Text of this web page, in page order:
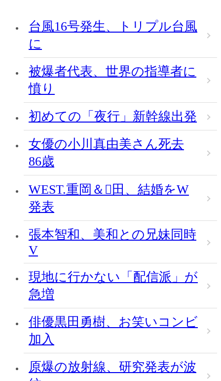
台風16号発生、トリプル台風
に
被爆者代表、世界の指導者に
憤り
初めての「夜行」新幹線出発
女優の小川真由美さん死去
86歳
WEST.重岡＆田、結婚をW
発表
張本智和、美和との兄妹同時
V
現地に行かない「配信派」が
急増
俳優黒田勇樹、お笑いコンビ
加入
原爆の放射線、研究発表が波